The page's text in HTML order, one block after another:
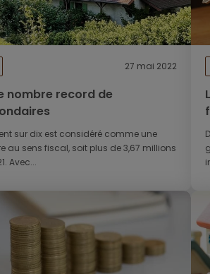
27 mai 2022
nombre record de
sur dix est considéré comme une
au sens fiscal, soit plus de 3,67 millions
Avec...